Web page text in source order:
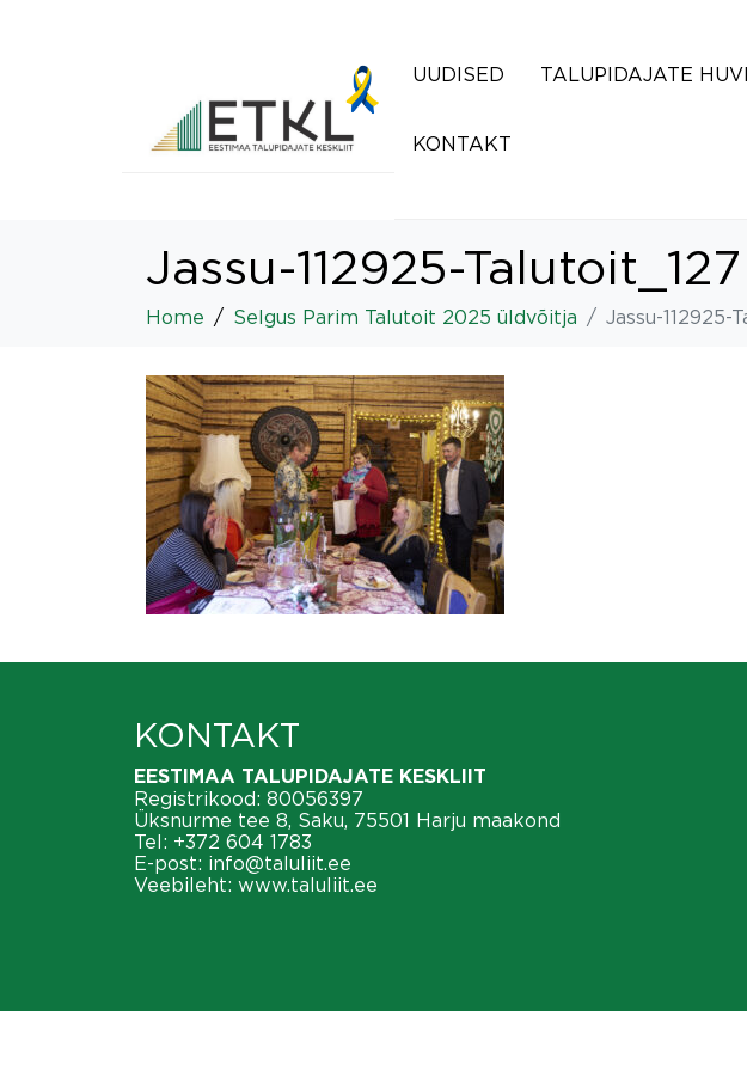
UUDISED TALUPIDAJATE
KONTAKT
Jassu-112925-Talutoit_127
Home Selgus Parim Talutoit 2025 üldvõitja Jassu-112925-
KONTAKT
EESTIMAA TALUPIDAJATE KESKLIIT
Registrikood: 80056397
Üksnurme tee 8, Saku, 75501 Harju maakond
Tel: +372 604 1783
E-post: info@taluliit.ee
Veebileht: www.taluliit.ee